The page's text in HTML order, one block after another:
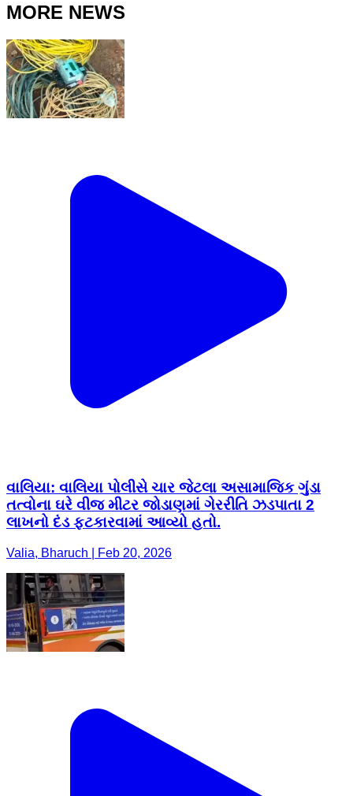
MORE NEWS
વાલિયા: વાલિયા પોલીસે ચાર જેટલા અસામાજિક ગુંડા
તત્વોના ઘરે વીજ મીટર જોડાણમાં ગેરરીતિ ઝડપાતા 2
લાખનો દંડ ફટકારવામાં આવ્યો હતો.
Valia, Bharuch | Feb 20, 2026